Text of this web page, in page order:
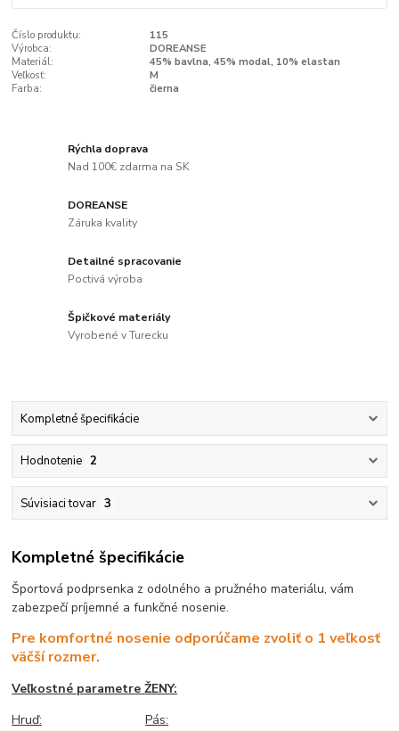
Číslo produktu:
115
Výrobca:
DOREANSE
Materiál:
45% bavlna, 45% modal, 10% elastan
Veľkosť:
M
Farba:
čierna
Rýchla doprava
Nad 100€ zdarma na SK
DOREANSE
Záruka kvality
Detailné spracovanie
Poctivá výroba
Špičkové materiály
Vyrobené v Turecku
Kompletné špecifikácie
Hodnotenie 2
Súvisiaci tovar 3
Kompletné špecifikácie
Športová podprsenka z odolného a pružného materiálu, vám
zabezpečí príjemné a funkčné nosenie.
Pre komfortné nosenie odporúčame zvoliť o 1 veľkosť
väčší rozmer.
Veľkostné parametre ŽENY:
Hruď:
Pás: